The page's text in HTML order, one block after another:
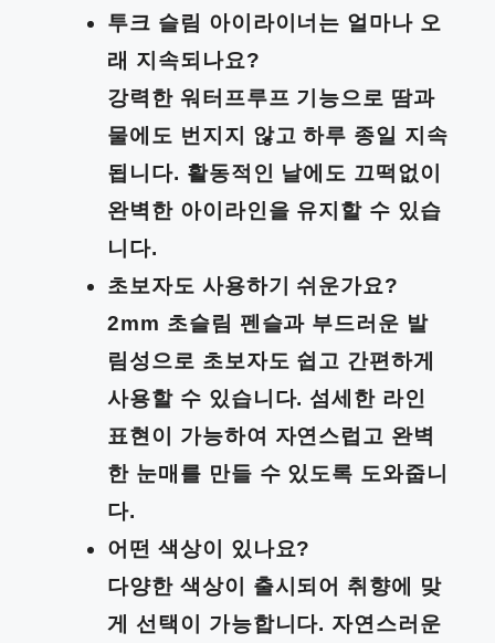
투크 슬림 아이라이너는 얼마나 오
래 지속되나요?
강력한 워터프루프 기능으로 땀과
물에도 번지지 않고 하루 종일 지속
됩니다. 활동적인 날에도 끄떡없이
완벽한 아이라인을 유지할 수 있습
니다.
초보자도 사용하기 쉬운가요?
2mm 초슬림 펜슬과 부드러운 발
림성으로 초보자도 쉽고 간편하게
사용할 수 있습니다. 섬세한 라인
표현이 가능하여 자연스럽고 완벽
한 눈매를 만들 수 있도록 도와줍니
다.
어떤 색상이 있나요?
다양한 색상이 출시되어 취향에 맞
게 선택이 가능합니다. 자연스러운